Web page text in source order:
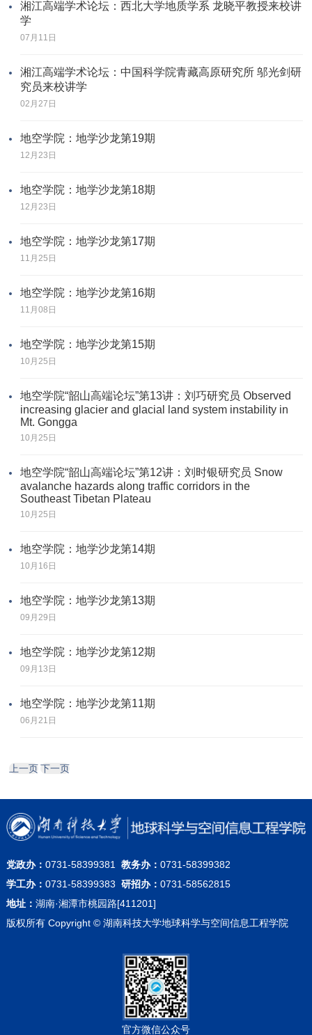
湘江高端学术论坛：西北大学地质学系 龙晓平教授来校讲
学
07月11日
湘江高端学术论坛：中国科学院青藏高原研究所 邬光剑研
究员来校讲学
02月27日
地空学院：地学沙龙第19期
12月23日
地空学院：地学沙龙第18期
12月23日
地空学院：地学沙龙第17期
11月25日
地空学院：地学沙龙第16期
11月08日
地空学院：地学沙龙第15期
10月25日
地空学院“韶山高端论坛”第13讲：刘巧研究员 Observed
increasing glacier and glacial land system instability in
Mt. Gongga
10月25日
地空学院“韶山高端论坛”第12讲：刘时银研究员 Snow
avalanche hazards along traffic corridors in the
Southeast Tibetan Plateau
10月25日
地空学院：地学沙龙第14期
10月16日
地空学院：地学沙龙第13期
09月29日
地空学院：地学沙龙第12期
09月13日
地空学院：地学沙龙第11期
06月21日
上一页 下一页
党政办： 0731-58399381 教务办： 0731-58399382
学工办： 0731-58399383 研招办： 0731-58562815
地址： 湖南·湘潭市桃园路[411201]
版权所有 Copyright © 湖南科技大学地球科学与空间信息工程学院
官方微信公众号